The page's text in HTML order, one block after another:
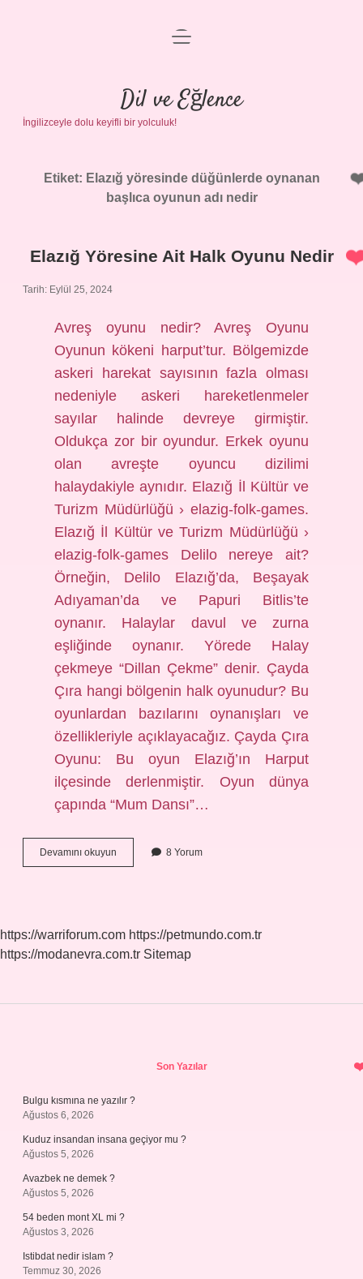
Anasayfa
Gizlilik Politikası
Yasal Uyarı
menüyü
Dil ve Eğlence
İngilizceyle dolu keyifli bir yolculuk!
Etiket: Elazığ yöresinde düğünlerde oynanan
başlıca oyunun adı nedir
Elazığ Yöresine Ait Halk Oyunu Nedir
Tarih: Eylül 25, 2024
Avreş oyunu nedir? Avreş Oyunu
Oyunun kökeni harput’tur. Bölgemizde
askeri harekat sayısının fazla olması
nedeniyle askeri hareketlenmeler
sayılar halinde devreye girmiştir.
Oldukça zor bir oyundur. Erkek oyunu
olan avreşte oyuncu dizilimi
halaydakiyle aynıdır. Elazığ İl Kültür ve
Turizm Müdürlüğü › elazig-folk-games.
Elazığ İl Kültür ve Turizm Müdürlüğü ›
elazig-folk-games Delilo nereye ait?
Örneğin, Delilo Elazığ’da, Beşayak
Adıyaman’da ve Papuri Bitlis’te
oynanır. Halaylar davul ve zurna
eşliğinde oynanır. Yörede Halay
çekmeye “Dillan Çekme” denir. Çayda
Çıra hangi bölgenin halk oyunudur? Bu
oyunlardan bazılarını oynanışları ve
özellikleriyle açıklayacağız. Çayda Çıra
Oyunu: Bu oyun Elazığ’ın Harput
ilçesinde derlenmiştir. Oyun dünya
çapında “Mum Dansı”…
Devamını okuyun
Yöresine
8 Yorum
https://warriforum.com https://petmundo.com.tr
https://modanevra.com.tr Sitemap
Son Yazılar
Bulgu kısmına ne yazılır ?
Ağustos 6, 2026
Kuduz insandan insana geçiyor mu ?
Ağustos 5, 2026
Avazbek ne demek ?
Ağustos 5, 2026
54 beden mont XL mi ?
Ağustos 3, 2026
Istibdat nedir islam ?
Temmuz 30, 2026